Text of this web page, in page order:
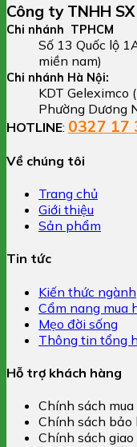
Công ty TNHH
Chi nhánh TPHCM
Số 13 Quốc lộ
miền nam)
Chi nhánh Hà Nội:
KDT Geleximco
Phường Dương
HOTLINE: 0327 17
Về chúng tôi
Trang chủ
Giới thiệu
Sản phẩm
Tin tức
Kiến thức ngành
Cẩm nang mua
Mẹo đời sống
Thông tin tổng
Hỗ trợ khách hàng
Chính sách
Chính sách bảo
Chính sách